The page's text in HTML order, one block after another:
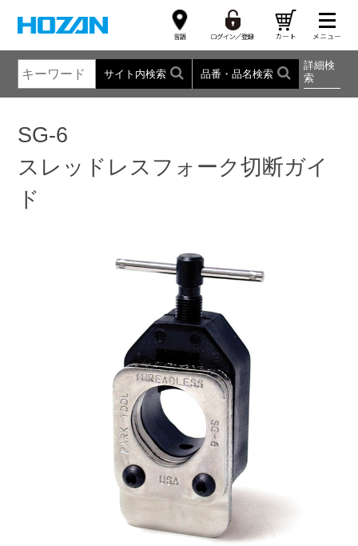
サイト内検索 品番・品名検索
詳細検
索
SG-6
スレッドレスフォーク切断ガイ
ド